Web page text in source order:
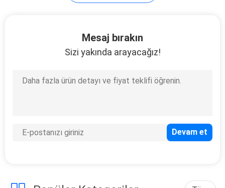
Mesaj bırakın
Sizi yakında arayacağız!